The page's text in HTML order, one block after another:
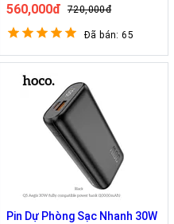
560,000đ 720,000đ
Đã bán: 65
Pin Dự Phòng Sạc Nhanh 30W